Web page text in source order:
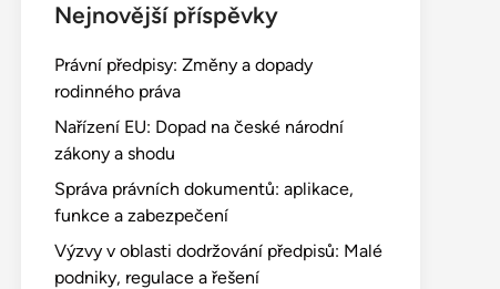
Nejnovější příspěvky
Právní předpisy: Změny a dopady
rodinného práva
Nařízení EU: Dopad na české národní
zákony a shodu
Správa právních dokumentů: aplikace,
funkce a zabezpečení
Výzvy v oblasti dodržování předpisů: Malé
podniky, regulace a řešení